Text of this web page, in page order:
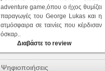
adventure game,όπου ο ήχος θυμίζει
παραγωγές του George Lukas και η
ατμόσφαιρα σε ταινίες που κέρδισαν
όσκαρ..
Διαβάστε το review
Ψηφιοποιήσεις